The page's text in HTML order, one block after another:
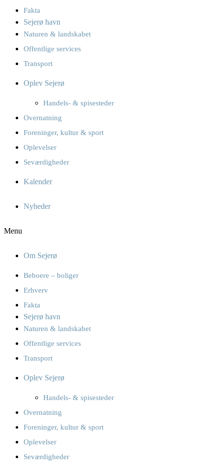
Fakta
Sejerø havn
Naturen & landskabet
Offentlige services
Transport
Oplev Sejerø
Handels- & spisesteder
Overnatning
Foreninger, kultur & sport
Oplevelser
Seværdigheder
Kalender
Nyheder
Menu
Om Sejerø
Beboere – boliger
Erhverv
Fakta
Sejerø havn
Naturen & landskabet
Offentlige services
Transport
Oplev Sejerø
Handels- & spisesteder
Overnatning
Foreninger, kultur & sport
Oplevelser
Seværdigheder